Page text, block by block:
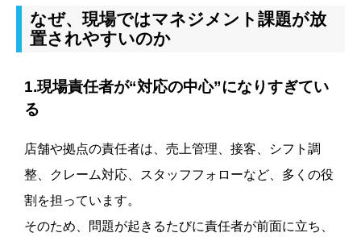
なぜ、現場ではマネジメント課題が放
置されやすいのか
1.現場責任者が“対応の中心”になりすぎてい
る
店舗や拠点の責任者は、売上管理、接客、シフト調
整、クレーム対応、スタッフフォローなど、多くの役
割を担っています。
そのため、問題が起きるたびに責任者が前面に立ち、